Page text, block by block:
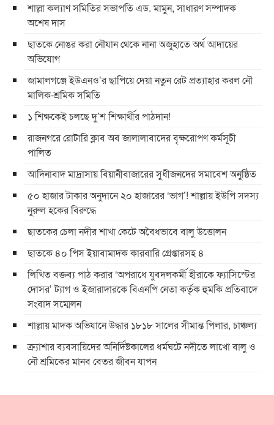
শাল্লা কল্যাণ সমিতির সভাপতি এড. মামুন, সাধারণ সম্পাদক
অশেষ দাস
ছাতকে নোঙর করা নৌযান থেকে নানা অজুহাতে অর্থ আদায়ের
অভিযোগ
জামালগঞ্জে ইউএনও’র ছাপিয়ে দেয়া নতুন রেট প্রত্যাহার করল নৌ
মালিক-শ্রমিক সমিতি
১ শিক্ষকেই চলছে দু’শ শিক্ষার্থীর পাঠদান!
রাজনগরে রোটারি ক্লাব অব জালালাবাদের বৃক্ষরোপণ কর্মসূচী
পালিত
আদিনাবাদ মাদ্রাসায় বিয়ানীবাজারের সুধীজনদের সমাবেশ অনুষ্ঠিত
৫০ হাজার টাকার অনুদানে ২০ হাজারের ‘ভাগ’! শাল্লায় ইউপি সদস্য
নুরুল হকের বিরুদ্ধে
ছাতকের চেলা নদীর শাখা কেটে অবৈধভাবে বালু উত্তোলন
ছাতকে ৪০ পিস ইয়াবামাদক কারবারি গ্রেপ্তারসহ ৪
লিখিত বক্তব্য পাঠ করার ‘অপরাধে যুবদলকর্মী হীরাকে ফ্যাসিস্টের
দোসর’ ট্যাগ ও ইজারাদারকে বিএনপি নেতা কর্তৃক হুমকি প্রতিবাদে
সংবাদ সম্মেলন
শাল্লায় মাদক অভিযানে উদ্ধার ১৮১৮ সালের সীমান্ত পিলার, চাঞ্চল্য
ক্র্যাশার ব্যবসায়িদের অনির্দিষ্টকালের ধর্মঘটে নদীতে লাখো বালু ও
নৌ শ্রমিকের মানব বেতর জীবন যাপন